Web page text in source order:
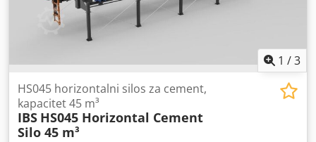
1 /3
HS045 horizontalni silos za cement,
kapacitet 45 m³
IBS HS045 Horizontal Cement
Silo 45 m³